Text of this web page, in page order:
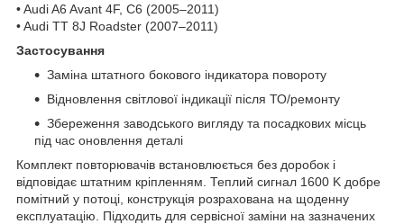
• Audi A6 Avant 4F, C6 (2005–2011)
• Audi TT 8J Roadster (2007–2011)
Застосування
Заміна штатного бокового індикатора повороту
Відновлення світлової індикації після ТО/ремонту
Збереження заводського вигляду та посадкових місць
під час оновлення деталі
Комплект повторювачів встановлюється без доробок і
відповідає штатним кріпленням. Теплий сигнал 1600 K добре
помітний у потоці, конструкція розрахована на щоденну
експлуатацію. Підходить для сервісної заміни на зазначених